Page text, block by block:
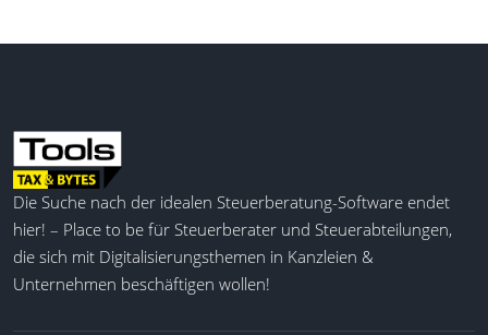
Die Suche nach der idealen Steuerberatung-Software endet
hier! – Place to be für Steuerberater und Steuerabteilungen,
die sich mit Digitalisierungsthemen in Kanzleien &
Unternehmen beschäftigen wollen!